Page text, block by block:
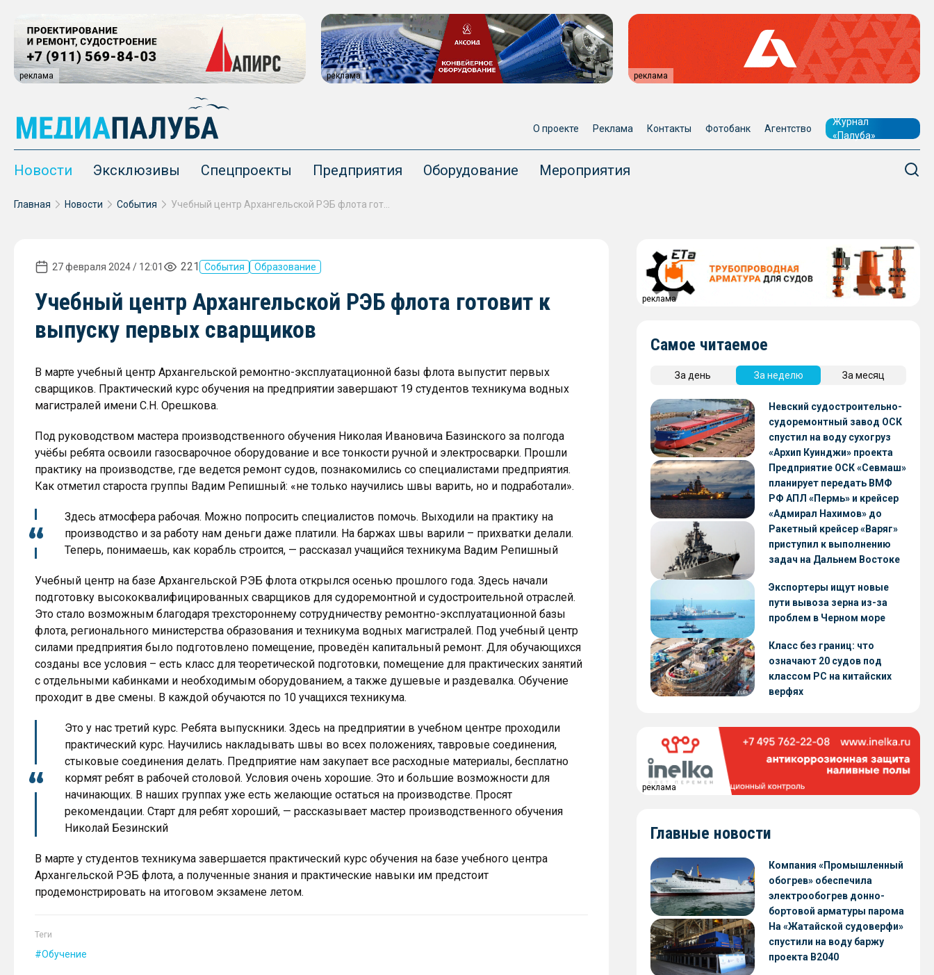
реклама реклама реклама
О проекте Реклама Контакты Фотобанк Агентство
Журнал
«Палуба»
Новости Эксклюзивы Спецпроекты Предприятия Оборудование Мероприятия
Главная Новости События
27 февраля 2024 / 12:01 221 События Образование
Учебный центр Архангельской РЭБ флота готовит к
выпуску первых сварщиков
В марте учебный центр Архангельской ремонтно-эксплуатационной базы флота выпустит первых
сварщиков. Практический курс обучения на предприятии завершают 19 студентов техникума водных
магистралей имени С.Н. Орешкова.
Под руководством мастера производственного обучения Николая Ивановича Базинского за полгода
учёбы ребята освоили газосварочное оборудование и все тонкости ручной и электросварки. Прошли
практику на производстве, где ведется ремонт судов, познакомились со специалистами предприятия.
Как отметил староста группы Вадим Репишный: «не только научились швы варить, но и подработали».
Здесь атмосфера рабочая. Можно попросить специалистов помочь. Выходили на практику на
производство и за работу нам деньги даже платили. На баржах швы варили – прихватки делали.
Теперь, понимаешь, как корабль строится, — рассказал учащийся техникума Вадим Репишный
Учебный центр на базе Архангельской РЭБ флота открылся осенью прошлого года. Здесь начали
подготовку высококвалифицированных сварщиков для судоремонтной и судостроительной отраслей.
Это стало возможным благодаря трехстороннему сотрудничеству ремонтно-эксплуатационной базы
флота, регионального министерства образования и техникума водных магистралей. Под учебный центр
силами предприятия было подготовлено помещение, проведён капитальный ремонт. Для обучающихся
созданы все условия – есть класс для теоретической подготовки, помещение для практических занятий
с отдельными кабинками и необходимым оборудованием, а также душевые и раздевалка. Обучение
проходит в две смены. В каждой обучаются по 10 учащихся техникума.
Это у нас третий курс. Ребята выпускники. Здесь на предприятии в учебном центре проходили
практический курс. Научились накладывать швы во всех положениях, тавровые соединения,
стыковые соединения делать. Предприятие нам закупает все расходные материалы, бесплатно
кормят ребят в рабочей столовой. Условия очень хорошие. Это и большие возможности для
начинающих. В наших группах уже есть желающие остаться на производстве. Просят
рекомендации. Старт для ребят хороший, — рассказывает мастер производственного обучения
Николай Безинский
В марте у студентов техникума завершается практический курс обучения на базе учебного центра
Архангельской РЭБ флота, а полученные знания и практические навыки им предстоит
продемонстрировать на итоговом экзамене летом.
Теги
Обучение
реклама
Самое читаемое
За день За неделю За месяц
Невский судостроительно-
судоремонтный завод ОСК
спустил на воду сухогруз
«Архип Куинджи» проекта
RSD59
Предприятие ОСК «Севмаш»
планирует передать ВМФ
РФ АПЛ «Пермь» и крейсер
«Адмирал Нахимов» до
конца 2026 года
Ракетный крейсер «Варяг»
приступил к выполнению
задач на Дальнем Востоке
Экспортеры ищут новые
пути вывоза зерна из-за
проблем в Черном море
Класс без границ: что
означают 20 судов под
классом РС на китайских
верфях
реклама
Главные новости
Компания «Промышленный
обогрев» обеспечила
электрообогрев донно-
бортовой арматуры парома
«Петропавловск» проекта
CNF22
На «Жатайской судоверфи»
спустили на воду баржу
проекта В2040